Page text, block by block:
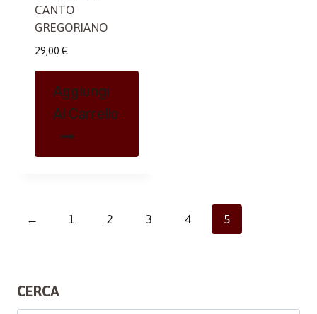
CANTO
GREGORIANO
29,00 €
Aggiungi
Al Carrello
← 1 2 3 4 5
CERCA